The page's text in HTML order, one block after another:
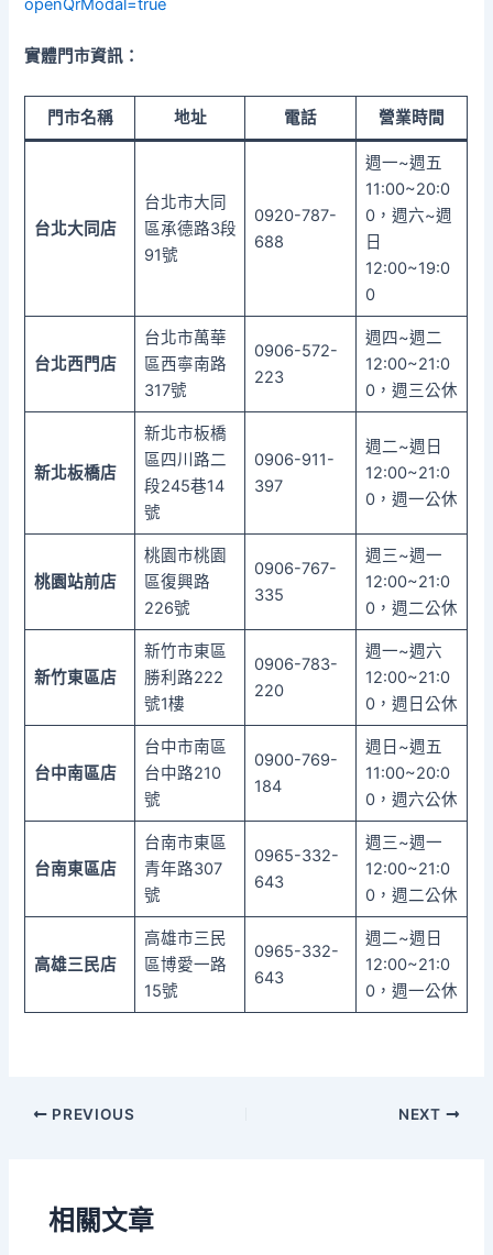
openQrModal=true
實體門市資訊：
門市名稱 地址 電話 營業時間
台北大同店
台北市大同
區承德路3段
91號
0920-787-
688
週一~週五
11:00~20:0
0，週六~週
日
12:00~19:0
0
台北西門店
台北市萬華
區西寧南路
317號
0906-572-
223
週四~週二
12:00~21:0
0，週三公休
新北板橋店
新北市板橋
區四川路二
段245巷14
號
0906-911-
397
週二~週日
12:00~21:0
0，週一公休
桃園站前店
桃園市桃園
區復興路
226號
0906-767-
335
週三~週一
12:00~21:0
0，週二公休
新竹東區店
新竹市東區
勝利路222
號1樓
0906-783-
220
週一~週六
12:00~21:0
0，週日公休
台中南區店
台中市南區
台中路210
號
0900-769-
184
週日~週五
11:00~20:0
0，週六公休
台南東區店
台南市東區
青年路307
號
0965-332-
643
週三~週一
12:00~21:0
0，週二公休
高雄三民店
高雄市三民
區博愛一路
15號
0965-332-
643
週二~週日
12:00~21:0
0，週一公休
PREVIOUS NEXT
相關文章